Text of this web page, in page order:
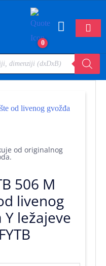
0
od originalnog
506 M
livenog
Y ležajeve